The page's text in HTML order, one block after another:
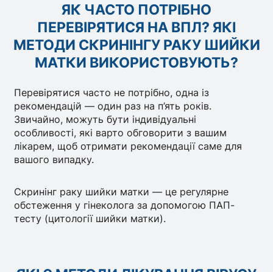
ЯК ЧАСТО ПОТРІБНО
ПЕРЕВІРЯТИСЯ НА ВПЛ? ЯКІ
МЕТОДИ СКРИНІНГУ РАКУ ШИЙКИ
МАТКИ ВИКОРИСТОВУЮТЬ?
Перевірятися часто не потрібно, одна із
рекомендацій — один раз на п’ять років.
Звичайно, можуть бути індивідуальні
особливості, які варто обговорити з вашим
лікарем, щоб отримати рекомендації саме для
вашого випадку.
Скринінг раку шийки матки — це регулярне
обстеження у гінеколога за допомогою ПАП-
тесту (цитології шийки матки).